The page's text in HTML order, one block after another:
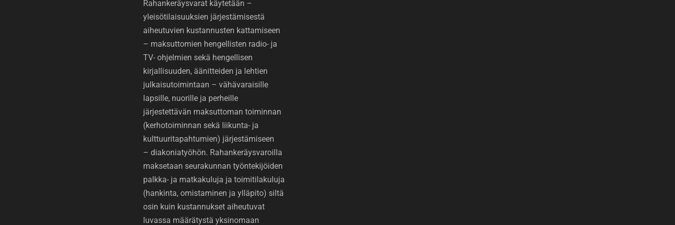
Rahankeräysvarat käytetään –
yleisötilaisuuksien järjestämisestä
aiheutuvien kustannusten kattamiseen
– maksuttomien hengellisten radio- ja
TV- ohjelmien sekä hengellisen
kirjallisuuden, äänitteiden ja lehtien
julkaisutoimintaan – vähävaraisille
lapsille, nuorille ja perheille
järjestettävän maksuttoman toiminnan
(kerhotoiminnan sekä liikunta- ja
kulttuuritapahtumien) järjestämiseen
– diakoniatyöhön. Rahankeräysvaroilla
maksetaan seurakunnan työntekijöiden
palkka- ja matkakuluja ja toimitilakuluja
(hankinta, omistaminen ja ylläpito) siltä
osin kuin kustannukset aiheutuvat
luvassa määrätystä yksinomaan